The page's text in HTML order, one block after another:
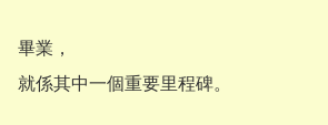
畢業，
就係其中一個重要里程碑。